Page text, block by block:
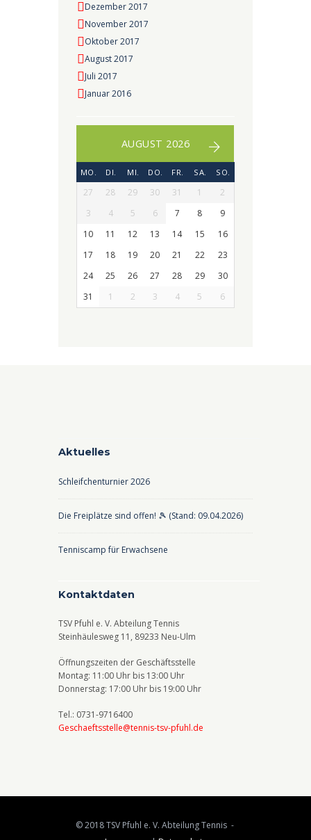
Dezember 2017
November 2017
Oktober 2017
August 2017
Juli 2017
Januar 2016
AUGUST 2026
MO. DI. MI. DO. FR. SA. SO.
27 28 29 30 31 1
2
3
4 5 6 7 8
9
10
11 12 13 14 15
16
17
18 19 20 21 22
23
24
25 26 27 28 29
30
31
1 2 3 4 5 6
Aktuelles
Schleifchenturnier 2026
Die Freiplätze sind offen! 🎾 (Stand: 09.04.2026)
Tenniscamp für Erwachsene
Kontaktdaten
TSV Pfuhl e. V. Abteilung Tennis
Steinhäulesweg 11, 89233 Neu-Ulm
Öffnungszeiten der Geschäftsstelle
Montag: 11:00 Uhr bis 13:00 Uhr
Donnerstag: 17:00 Uhr bis 19:00 Uhr
Tel.: 0731-9716400
Geschaeftsstelle@tennis-tsv-pfuhl.de
© 2018 TSV Pfuhl e. V. Abteilung Tennis -